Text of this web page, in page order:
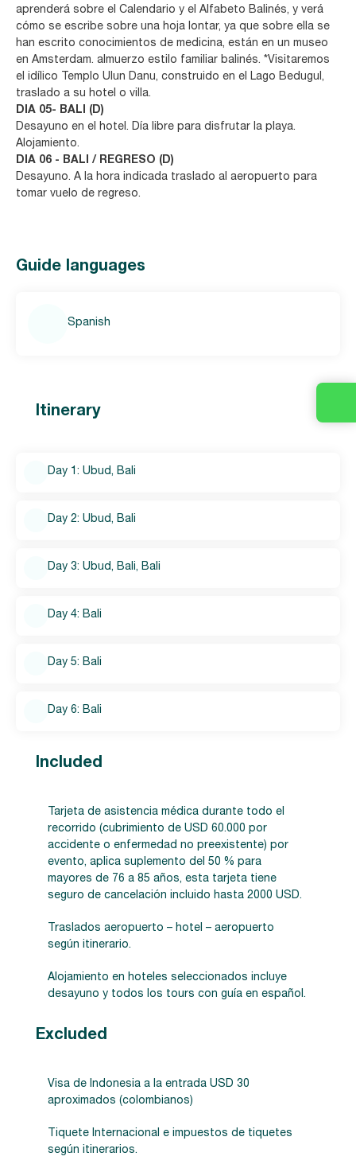
aprenderá sobre el Calendario y el Alfabeto Balinés, y verá
cómo se escribe sobre una hoja lontar, ya que sobre ella se
han escrito conocimientos de medicina, están en un museo
en Amsterdam. almuerzo estilo familiar balinés. *Visitaremos
el idílico Templo Ulun Danu, construido en el Lago Bedugul,
traslado a su hotel o villa.
DIA 05- BALI (D)
Desayuno en el hotel. Día libre para disfrutar la playa.
Alojamiento.
DIA 06 - BALI / REGRESO (D)
Desayuno. A la hora indicada traslado al aeropuerto para
tomar vuelo de regreso.
Guide languages
Spanish
Itinerary
Day 1: Ubud, Bali
Day 2: Ubud, Bali
Day 3: Ubud, Bali, Bali
Day 4: Bali
Day 5: Bali
Day 6: Bali
Included
Tarjeta de asistencia médica durante todo el
recorrido (cubrimiento de USD 60.000 por
accidente o enfermedad no preexistente) por
evento, aplica suplemento del 50 % para
mayores de 76 a 85 años, esta tarjeta tiene
seguro de cancelación incluido hasta 2000 USD.
Traslados aeropuerto – hotel – aeropuerto
según itinerario.
Alojamiento en hoteles seleccionados incluye
desayuno y todos los tours con guía en español.
Excluded
Visa de Indonesia a la entrada USD 30
aproximados (colombianos)
Tiquete Internacional e impuestos de tiquetes
según itinerarios.